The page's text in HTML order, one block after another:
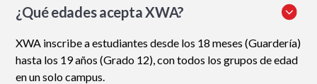
¿Qué edades acepta XWA?
XWA inscribe a estudiantes desde los 18 meses (Guardería)
hasta los 19 años (Grado 12), con todos los grupos de edad
en un solo campus.